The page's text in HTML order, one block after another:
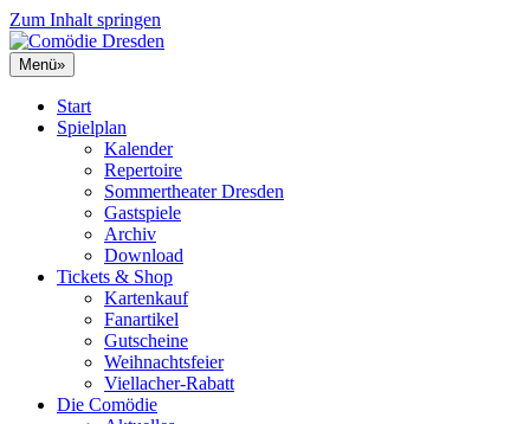
Zum Inhalt springen
Menü»
Start
Spielplan
Kalender
Repertoire
Sommertheater Dresden
Gastspiele
Archiv
Download
Tickets & Shop
Kartenkauf
Fanartikel
Gutscheine
Weihnachtsfeier
Viellacher-Rabatt
Die Comödie